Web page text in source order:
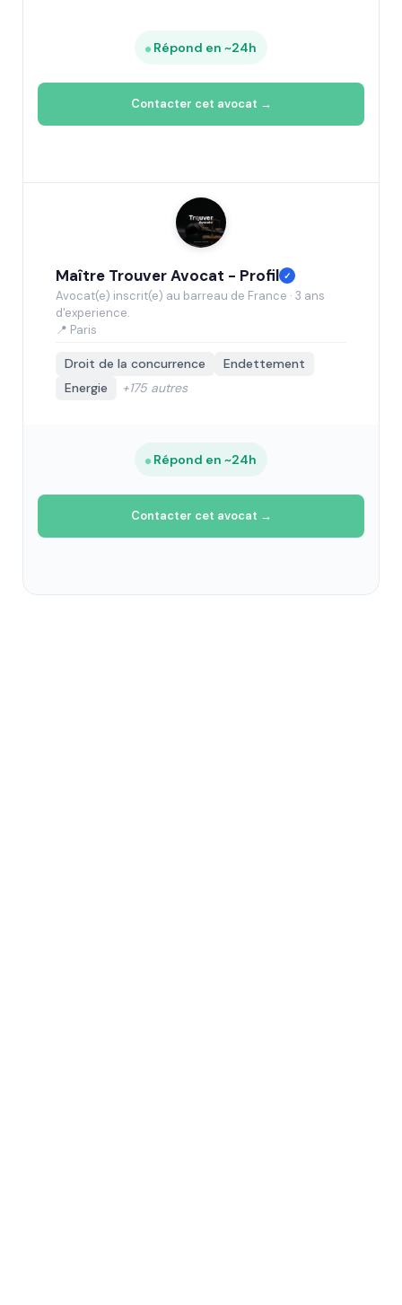
Répond en ~24h
Contacter cet avocat →
Maître Trouver Avocat - Profil ✓
Avocat(e) inscrit(e) au barreau de France · 3 ans
d'experience.
📍 Paris
Droit de la concurrence
Endettement
Energie
+175 autres
Répond en ~24h
Contacter cet avocat →